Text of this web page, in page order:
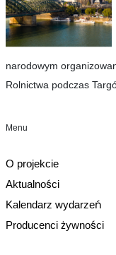
narodowym
Rolnictwa podczas
Menu
O projekcie
Aktualności
Kalendarz wydarzeń
Producenci żywności